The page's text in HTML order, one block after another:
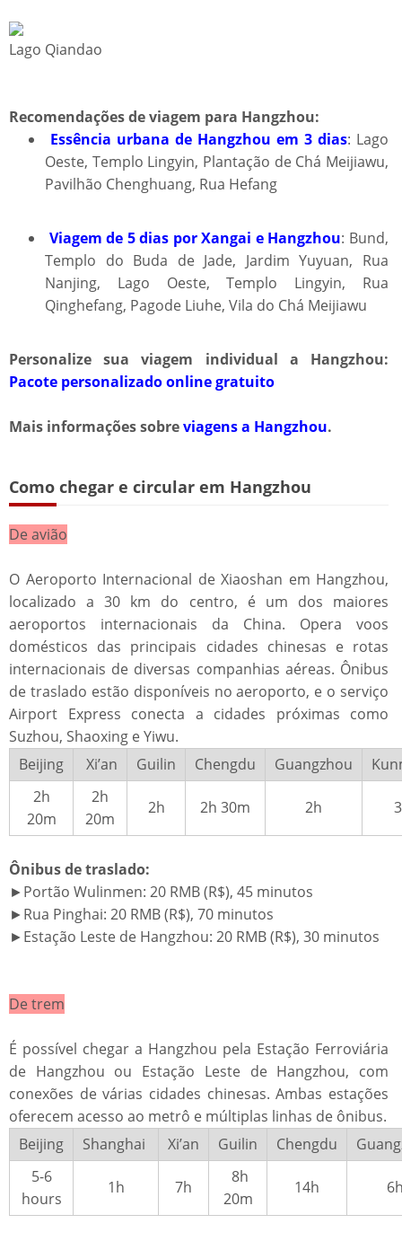
Lago Qiandao
Recomendações de viagem para Hangzhou:​​
Essência urbana de Hangzhou em 3 dias: Lago
Oeste, Templo Lingyin, Plantação de Chá Meijiawu,
Pavilhão Chenghuang, Rua Hefang
Viagem de 5 dias por Xangai e Hangzhou: Bund,
Templo do Buda de Jade, Jardim Yuyuan, Rua
Nanjing, Lago Oeste, Templo Lingyin, Rua
Qinghefang, Pagode Liuhe, Vila do Chá Meijiawu
Personalize sua viagem individual a Hangzhou:
Pacote personalizado online gratuito
Mais informações sobreviagens a Hangzhou.
Como chegar e circular em Hangzhou​​
​​De avião​​
O Aeroporto Internacional de Xiaoshan em Hangzhou,
localizado a 30 km do centro, é um dos maiores
aeroportos internacionais da China. Opera voos
domésticos das principais cidades chinesas e rotas
internacionais de diversas companhias aéreas. Ônibus
de traslado estão disponíveis no aeroporto, e o serviço
Airport Express conecta a cidades próximas como
Suzhou, Shaoxing e Yiwu.
Beijing
Xi’an Guilin Chengdu Guangzhou
2h
20m
2h
20m
2h 2h 30m 2h
​​Ônibus de traslado:​​
►Portão Wulinmen: 20 RMB (R$), 45 minutos
►Rua Pinghai: 20 RMB (R$), 70 minutos
►Estação Leste de Hangzhou: 20 RMB (R$), 30 minutos
​​De trem​​
É possível chegar a Hangzhou pela Estação Ferroviária
de Hangzhou ou Estação Leste de Hangzhou, com
conexões de várias cidades chinesas. Ambas estações
oferecem acesso ao metrô e múltiplas linhas de ônibus.
Beijing
Shanghai Xi’an Guilin Chengdu
5-6
hours
1h 7h
8h
20m
14h